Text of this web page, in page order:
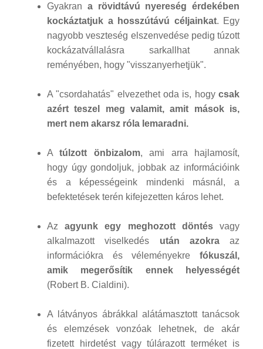
Gyakran a rövidtávú nyereség érdekében
kockáztatjuk a hosszútávú céljainkat. Egy
nagyobb veszteség elszenvedése pedig túzott
kockázatvállalásra sarkallhat annak
reményében, hogy "visszanyerhetjük".
A "csordahatás" elvezethet oda is, hogy csak
azért teszel meg valamit, amit mások is,
mert nem akarsz róla lemaradni.
Atúlzott önbizalom, ami arra hajlamosít,
hogy úgy gondoljuk, jobbak az információink
és a képességeink mindenki másnál, a
befektetések terén kifejezetten káros lehet.
Azagyunk egy meghozott döntésvagy
alkalmazott viselkedés után azokraaz
információkra és véleményekre fókuszál,
amik megerősítik ennek helyességét
(Robert B. Cialdini).
A látványos ábrákkal alátámasztott tanácsok
és elemzések vonzóak lehetnek, de akár
fizetett hirdetést vagy túlárazott terméket is